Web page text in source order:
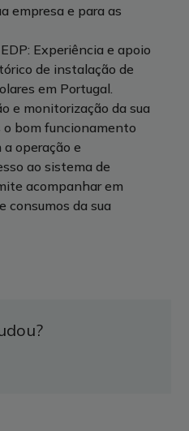
empresa e para as
Experiência e apoio
de instalação de
em Portugal.
e monitorização da sua
bom funcionamento
operação e
ao sistema de
acompanhar em
consumos da sua